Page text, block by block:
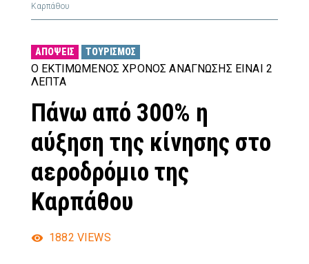
Καρπάθου
ΑΠΌΨΕΙΣ ΤΟΥΡΙΣΜΌΣ
Ο ΕΚΤΙΜΏΜΕΝΟΣ ΧΡΌΝΟΣ ΑΝΆΓΝΩΣΗΣ ΕΊΝΑΙ 2
ΛΕΠΤΆ
Πάνω από 300% η
αύξηση της κίνησης στο
αεροδρόμιο της
Καρπάθου
1882 VIEWS